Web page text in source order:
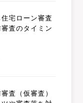
宅ローン審査
査のタイミン
査（仮審査）